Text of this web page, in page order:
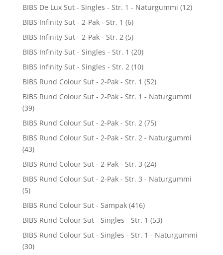
BIBS De Lux Sut - Singles - Str. 1 - Naturgummi (12)
BIBS Infinity Sut - 2-Pak - Str. 1 (6)
BIBS Infinity Sut - 2-Pak - Str. 2 (5)
BIBS Infinity Sut - Singles - Str. 1 (20)
BIBS Infinity Sut - Singles - Str. 2 (10)
BIBS Rund Colour Sut - 2-Pak - Str. 1 (52)
BIBS Rund Colour Sut - 2-Pak - Str. 1 - Naturgummi
(39)
BIBS Rund Colour Sut - 2-Pak - Str. 2 (75)
BIBS Rund Colour Sut - 2-Pak - Str. 2 - Naturgummi
(43)
BIBS Rund Colour Sut - 2-Pak - Str. 3 (24)
BIBS Rund Colour Sut - 2-Pak - Str. 3 - Naturgummi
(5)
BIBS Rund Colour Sut - Sampak (416)
BIBS Rund Colour Sut - Singles - Str. 1 (53)
BIBS Rund Colour Sut - Singles - Str. 1 - Naturgummi
(30)